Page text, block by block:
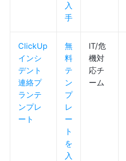
入
手
ClickUp
インシ
デント
連絡プ
ランテ
ンプレ
ート
無
料
テ
ン
プ
レ
ー
ト
を
入
IT/危
機対
応チ
ーム